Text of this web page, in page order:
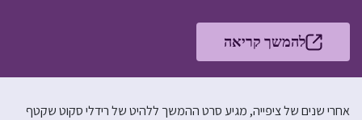
להמשך קריאה
אחרי שנים של ציפייה, מגיע סרט ההמשך ללהיט של רידלי סקוט שקטף